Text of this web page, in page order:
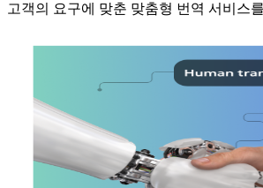
고객의 요구에 맞춘 맞춤형 번역 서비스